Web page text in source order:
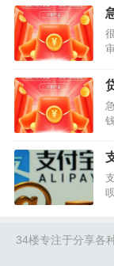
2
34楼专注于分享各